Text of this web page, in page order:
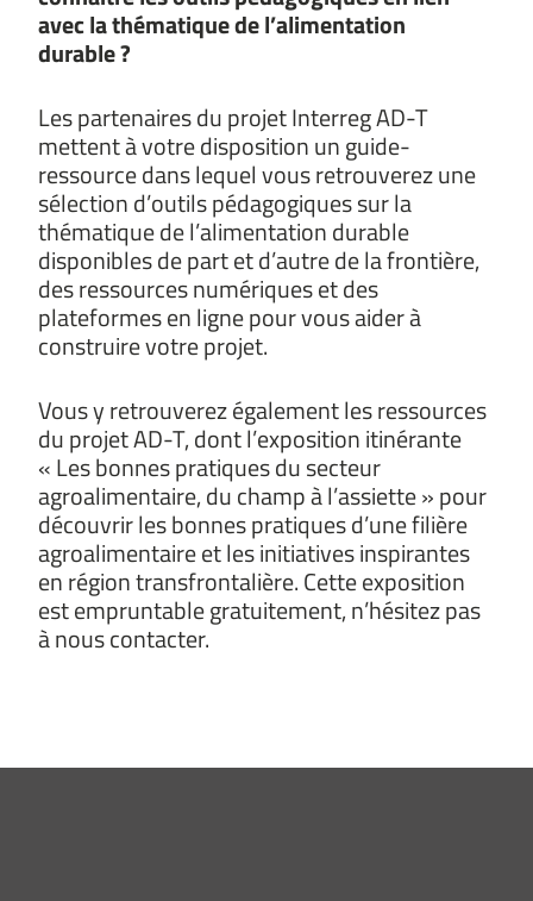
avec la thématique de l’alimentation
durable ?
Les partenaires du projet Interreg AD-T
mettent à votre disposition un guide-
ressource dans lequel vous retrouverez une
sélection d’outils pédagogiques sur la
thématique de l’alimentation durable
disponibles de part et d’autre de la frontière,
des ressources numériques et des
plateformes en ligne pour vous aider à
construire votre projet.
Vous y retrouverez également les ressources
du projet AD-T, dont l’exposition itinérante
« Les bonnes pratiques du secteur
agroalimentaire, du champ à l’assiette » pour
découvrir les bonnes pratiques d’une filière
agroalimentaire et les initiatives inspirantes
en région transfrontalière. Cette exposition
est empruntable gratuitement, n’hésitez pas
à nous contacter.